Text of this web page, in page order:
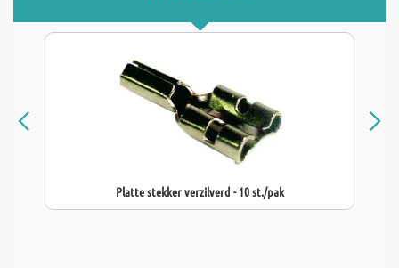
Platte stekker verzilverd - 10 st./pak